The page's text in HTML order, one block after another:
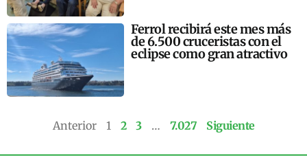
Ferrol recibirá este mes más
de 6.500 cruceristas con el
eclipse como gran atractivo
Anterior 1 2 3 … 7.027 Siguiente